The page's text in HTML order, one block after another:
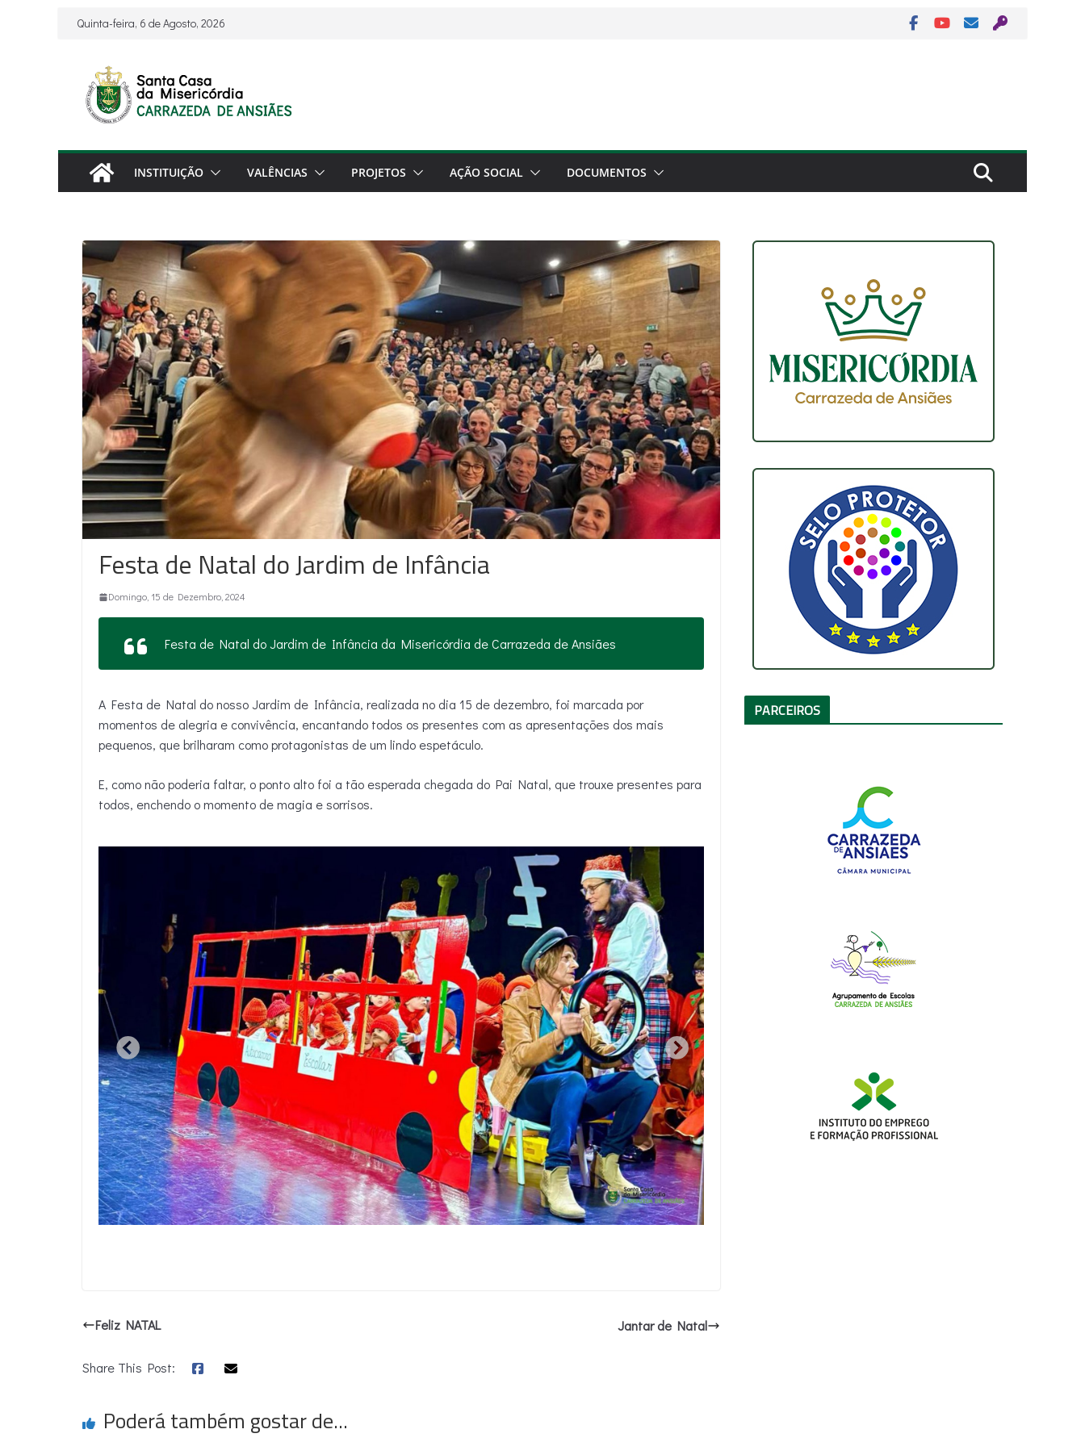
SkipQuinta-feira, 6 de Agosto, 2026
INSTITUIÇÃO VALÊNCIAS PROJETOS AÇÃO SOCIAL DOCUMENTOS
Festa de Natal do Jardim de Infância
Domingo, 15 de Dezembro, 2024
Festa de Natal do Jardim de Infância da Misericórdia de Carrazeda de Ansiães
A Festa de Natal do nosso Jardim de Infância, realizada no dia 15 de dezembro, foi marcada por
momentos de alegria e convivência, encantando todos os presentes com as apresentações dos mais
pequenos, que brilharam como protagonistas de um lindo espetáculo.
E, como não poderia faltar, o ponto alto foi a tão esperada chegada do Pai Natal, que trouxe presentes para
todos, enchendo o momento de magia e sorrisos.
Feliz NATAL Jantar de Natal
Share This Post:
Poderá também gostar de...
PARCEIROS